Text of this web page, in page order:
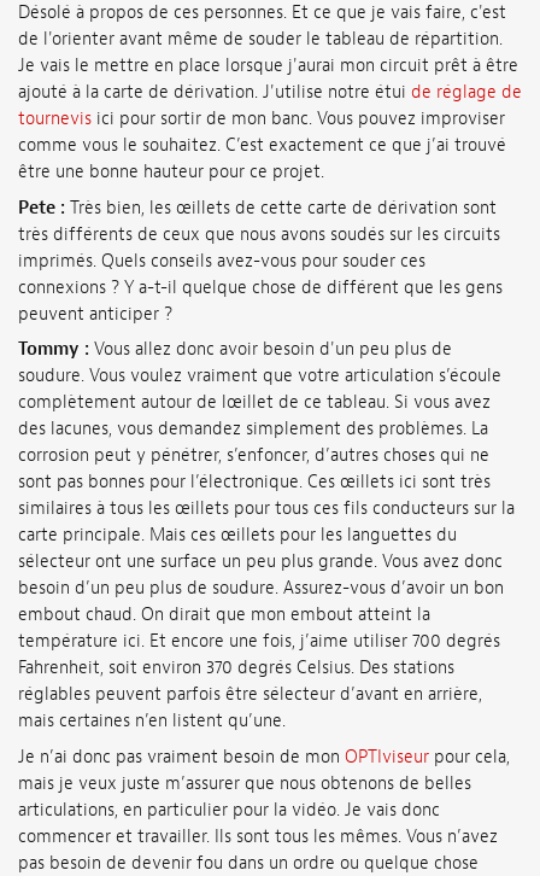
Désolé à propos de ces personnes. Et ce que je vais faire, c'est
de l'orienter avant même de souder le tableau de répartition.
Je vais le mettre en place lorsque j'aurai mon circuit prêt à être
ajouté à la carte de dérivation. J'utilise notre étui de réglage de
tournevis ici pour sortir de mon banc. Vous pouvez improviser
comme vous le souhaitez. C’est exactement ce que j’ai trouvé
être une bonne hauteur pour ce projet.
Pete : Très bien, les œillets de cette carte de dérivation sont
très différents de ceux que nous avons soudés sur les circuits
imprimés. Quels conseils avez-vous pour souder ces
connexions ? Y a-t-il quelque chose de différent que les gens
peuvent anticiper ?
Tommy : Vous allez donc avoir besoin d'un peu plus de
soudure. Vous voulez vraiment que votre articulation s’écoule
complètement autour de lœillet de ce tableau. Si vous avez
des lacunes, vous demandez simplement des problèmes. La
corrosion peut y pénétrer, s’enfoncer, d’autres choses qui ne
sont pas bonnes pour l’électronique. Ces œillets ici sont très
similaires à tous les œillets pour tous ces fils conducteurs sur la
carte principale. Mais ces œillets pour les languettes du
sélecteur ont une surface un peu plus grande. Vous avez donc
besoin d’un peu plus de soudure. Assurez-vous d’avoir un bon
embout chaud. On dirait que mon embout atteint la
température ici. Et encore une fois, j’aime utiliser 700 degrés
Fahrenheit, soit environ 370 degrés Celsius. Des stations
réglables peuvent parfois être sélecteur d’avant en arrière,
mais certaines n’en listent qu’une.
Je n’ai donc pas vraiment besoin de mon OPTIviseur pour cela,
mais je veux juste m’assurer que nous obtenons de belles
articulations, en particulier pour la vidéo. Je vais donc
commencer et travailler. Ils sont tous les mêmes. Vous n’avez
pas besoin de devenir fou dans un ordre ou quelque chose